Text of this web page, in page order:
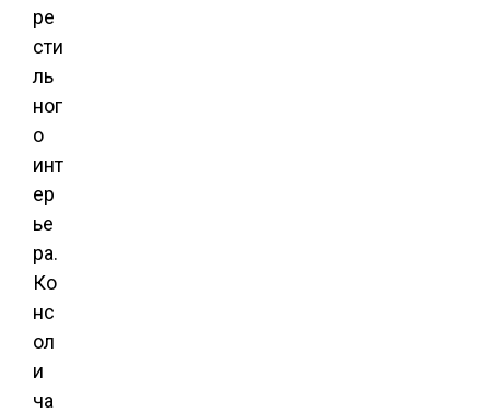
ре
сти
ль
ног
о
инт
ер
ье
ра.
Ко
нс
ол
и
ча